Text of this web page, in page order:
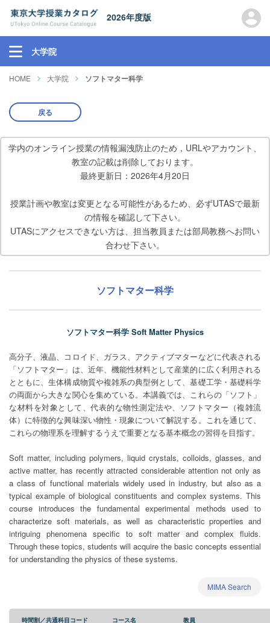
2026年度版
大学院
HOME 大学院 ソフトマター科学
戻る
学内のオンライン授業の情報漏洩防止のため，URLやアカウント、
教室の記載は削除しております。
最終更新日：2026年4月20日
授業計画や教室は変更となる可能性があるため、必ずUTASで最新
の情報を確認して下さい。
UTASにアクセスできない方は、担当教員または部局教務へお問い
合わせ下さい。
ソフトマター科学
ソフトマター科学 Soft Matter Physics
高分子、液晶、コロイド、ガラス、アクティブマターなどに代表される
「ソフトマター」は、近年、機能性材料として産業的に広く利用される
とともに、生体構成物質や複雑系の典型例として、基礎工学・基礎科学
の両面から大きな関心を集めている。本講義では、これらの「ソフト」
な材料を対象として、代表的な物性測定法や、ソフトマター（複雑流
体）に特徴的な興味深い物性・現象について解説する。これを通じて、
これらの物理系を理解するうえで重要となる基本概念の習得を目指す。
Soft matter, including polymers, liquid crystals, colloids, glasses, and
active matter, has recently attracted considerable attention not only as
a class of functional materials widely used in industry, but also as a
typical example of biological constituents and complex systems. This
course introduces the fundamental experimental methods used to
characterize soft materials, as well as characteristic properties and
intriguing phenomena specific to soft matter and complex fluids.
Through these topics, students will acquire the basic concepts essential
for understanding the physics of these systems.
MIMA Search
時間割／共通科目コード コース名 教員